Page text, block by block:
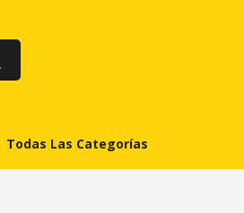
Todas Las Categorías